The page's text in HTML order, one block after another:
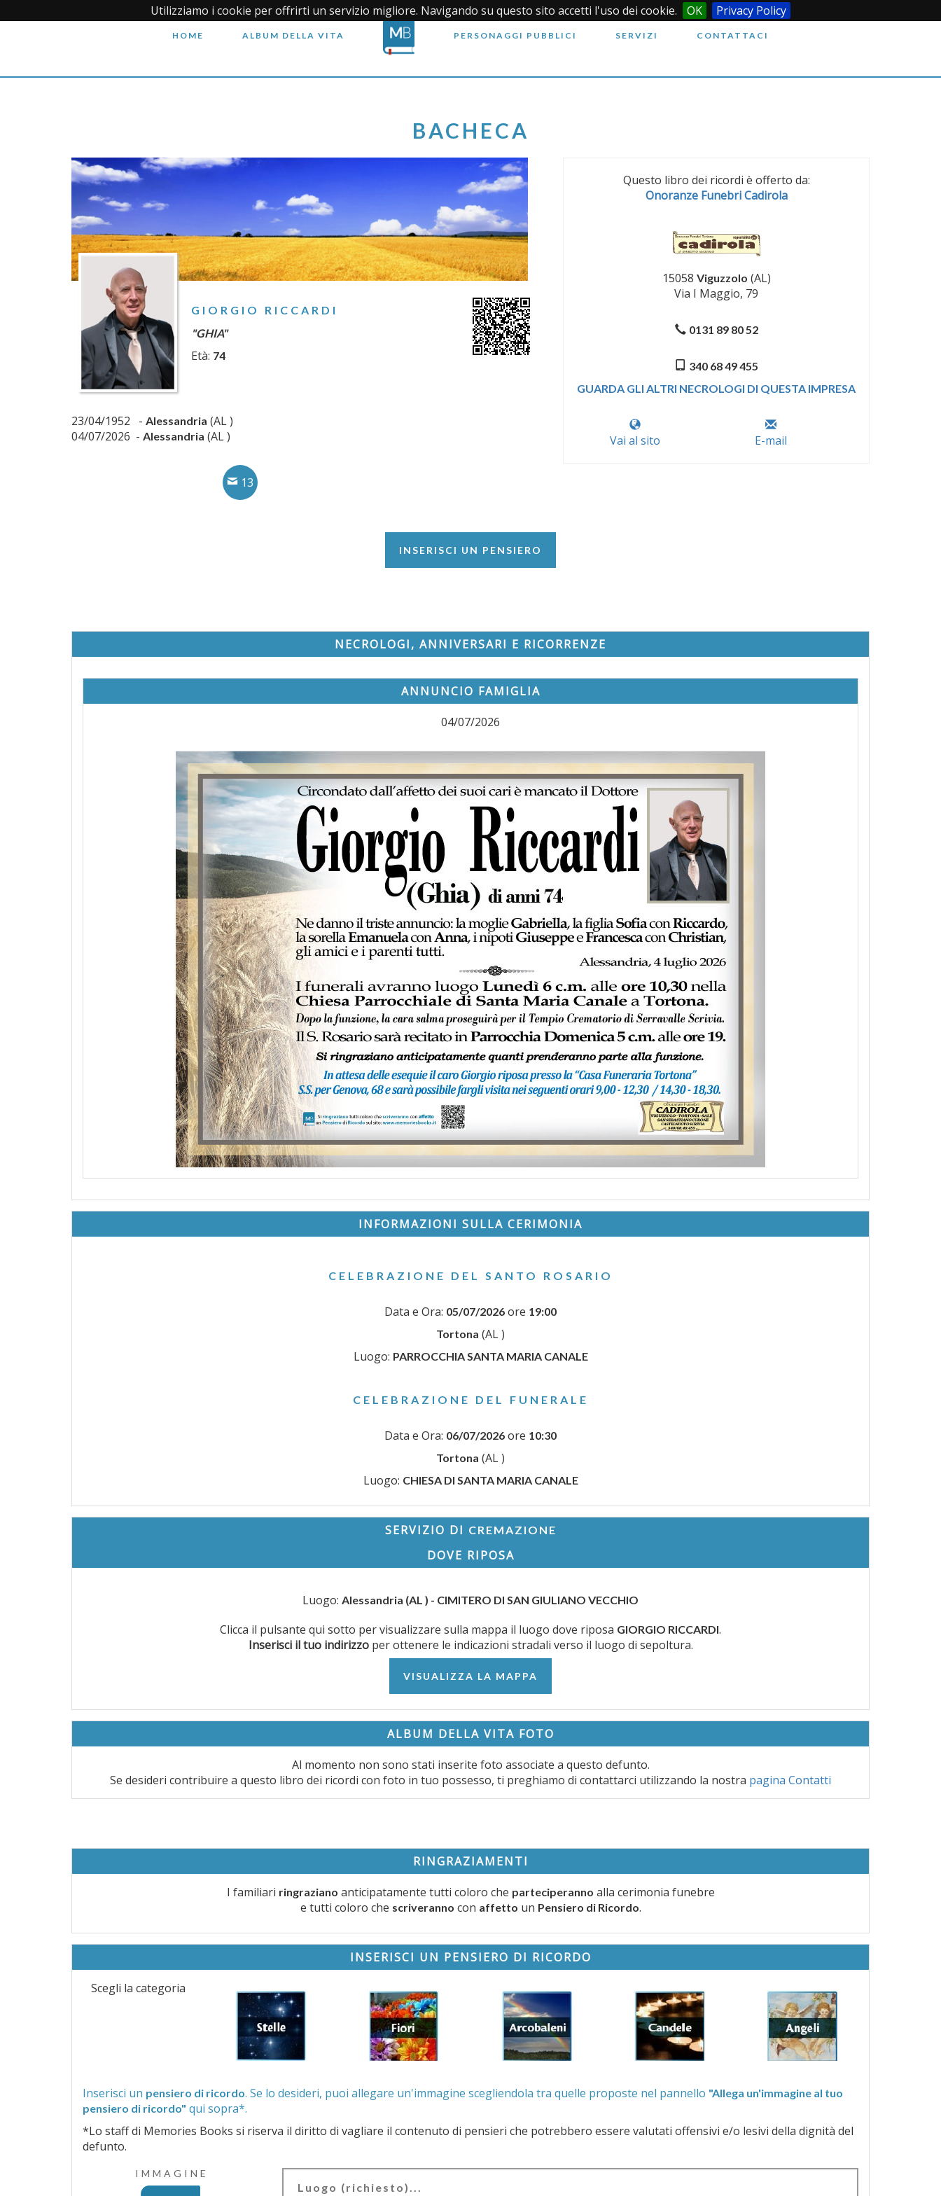
Utilizziamo i cookie per offrirti un servizio migliore. Navigando su questo sito accetti l'uso dei cookie. OK Privacy Policy
HOME ALBUM DELLA VITA PERSONAGGI PUBBLICI SERVIZI CONTATTACI
BACHECA
GIORGIO RICCARDI
"GHIA"
Età: 74
23/04/1952 - Alessandria (AL )
04/07/2026 - Alessandria (AL )
13
Questo libro dei ricordi è offerto da:
Onoranze Funebri Cadirola
15058 Viguzzolo (AL)
Via I Maggio, 79
0131 89 80 52
340 68 49 455
GUARDA GLI ALTRI NECROLOGI DI QUESTA IMPRESA
Vai al sito E-mail
INSERISCI UN PENSIERO
NECROLOGI, ANNIVERSARI E RICORRENZE
ANNUNCIO FAMIGLIA
04/07/2026
INFORMAZIONI SULLA CERIMONIA
CELEBRAZIONE DEL SANTO ROSARIO
Data e Ora: 05/07/2026 ore 19:00
Tortona (AL )
Luogo: PARROCCHIA SANTA MARIA CANALE
CELEBRAZIONE DEL FUNERALE
Data e Ora: 06/07/2026 ore 10:30
Tortona (AL )
Luogo: CHIESA DI SANTA MARIA CANALE
SERVIZIO DI CREMAZIONE
DOVE RIPOSA
Luogo: Alessandria (AL ) - CIMITERO DI SAN GIULIANO VECCHIO
Clicca il pulsante qui sotto per visualizzare sulla mappa il luogo dove riposa GIORGIO RICCARDI.
Inserisci il tuo indirizzoper ottenere le indicazioni stradali verso il luogo di sepoltura.
VISUALIZZA LA MAPPA
ALBUM DELLA VITA FOTO
Al momento non sono stati inserite foto associate a questo defunto.
Se desideri contribuire a questo libro dei ricordi con foto in tuo possesso, ti preghiamo di contattarci utilizzando la nostra pagina Contatti
RINGRAZIAMENTI
I familiari ringraziano anticipatamente tutti coloro che parteciperanno alla cerimonia funebre
e tutti coloro che scriveranno con affetto un Pensiero di Ricordo.
INSERISCI UN PENSIERO DI RICORDO
Scegli la categoria
Inserisci un pensiero di ricordo . Se lo desideri, puoi allegare un'immagine scegliendola tra quelle proposte nel pannello "Allega un'immagine al tuo
pensiero di ricordo" qui sopra*.
*Lo staff di Memories Books si riserva il diritto di vagliare il contenuto di pensieri che potrebbero essere valutati offensivi e/o lesivi della dignità del
defunto.
IMMAGINE